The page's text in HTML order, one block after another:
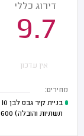
דירוג כללי
9.7
אין עדכון
מחירים:
תשתיות והובלה) 600 - 500